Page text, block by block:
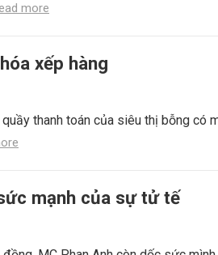
more
xếp hàng
thanh toán của siêu thị bỗng có
mạnh của sự tử tế